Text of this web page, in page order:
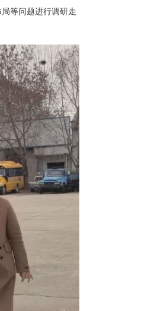
等问题进行调研走